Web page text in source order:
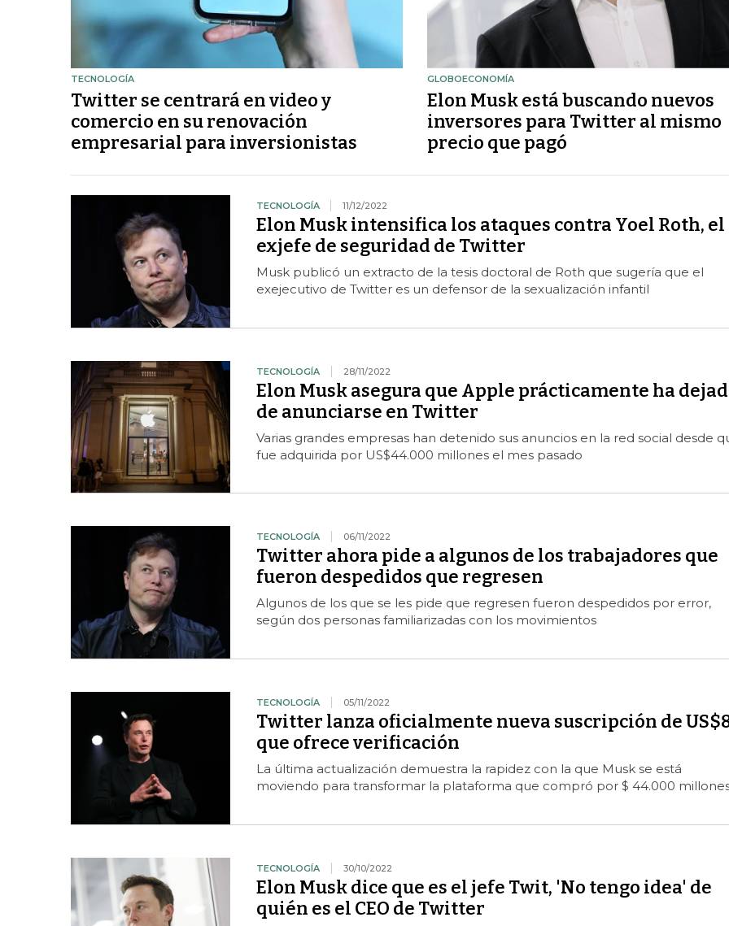
TECNOLOGÍA
Twitter se centrará en video y
comercio en su renovación
empresarial para inversionistas
GLOBOECONOMÍA
Elon Musk está buscando nuevos
inversores para Twitter al mismo
precio que pagó
TECNOLOGÍA 11/12/2022
Elon Musk intensifica los ataques contra Yoel Roth, el
exjefe de seguridad de Twitter
Musk publicó un extracto de la tesis doctoral de Roth que sugería que el
exejecutivo de Twitter es un defensor de la sexualización infantil
TECNOLOGÍA 28/11/2022
Elon Musk asegura que Apple prácticamente ha
de anunciarse en Twitter
Varias grandes empresas han detenido sus anuncios en la red social desde
fue adquirida por US$44.000 millones el mes pasado
TECNOLOGÍA 06/11/2022
Twitter ahora pide a algunos de los trabajadores que
fueron despedidos que regresen
Algunos de los que se les pide que regresen fueron despedidos por error,
según dos personas familiarizadas con los movimientos
TECNOLOGÍA 05/11/2022
Twitter lanza oficialmente nueva suscripción de
que ofrece verificación
La última actualización demuestra la rapidez con la que Musk se está
moviendo para transformar la plataforma que compró por $ 44.000
TECNOLOGÍA 30/10/2022
Elon Musk dice que es el jefe Twit, 'No tengo idea' de
quién es el CEO de Twitter